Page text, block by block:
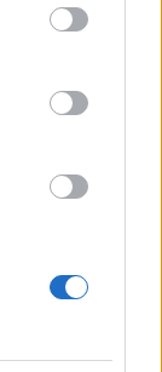
may click to
tags to
Google